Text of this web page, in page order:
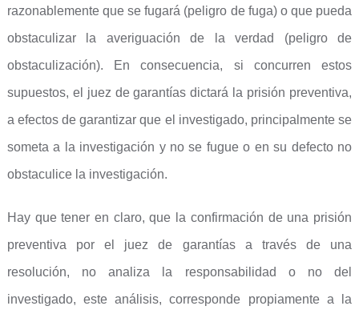
razonablemente que se fugará (peligro de fuga) o que pueda
obstaculizar la averiguación de la verdad (peligro de
obstaculización). En consecuencia, si concurren estos
supuestos, el juez de garantías dictará la prisión preventiva,
a efectos de garantizar que el investigado, principalmente se
someta a la investigación y no se fugue o en su defecto no
obstaculice la investigación.
Hay que tener en claro, que la confirmación de una prisión
preventiva por el juez de garantías a través de una
resolución, no analiza la responsabilidad o no del
investigado, este análisis, corresponde propiamente a la